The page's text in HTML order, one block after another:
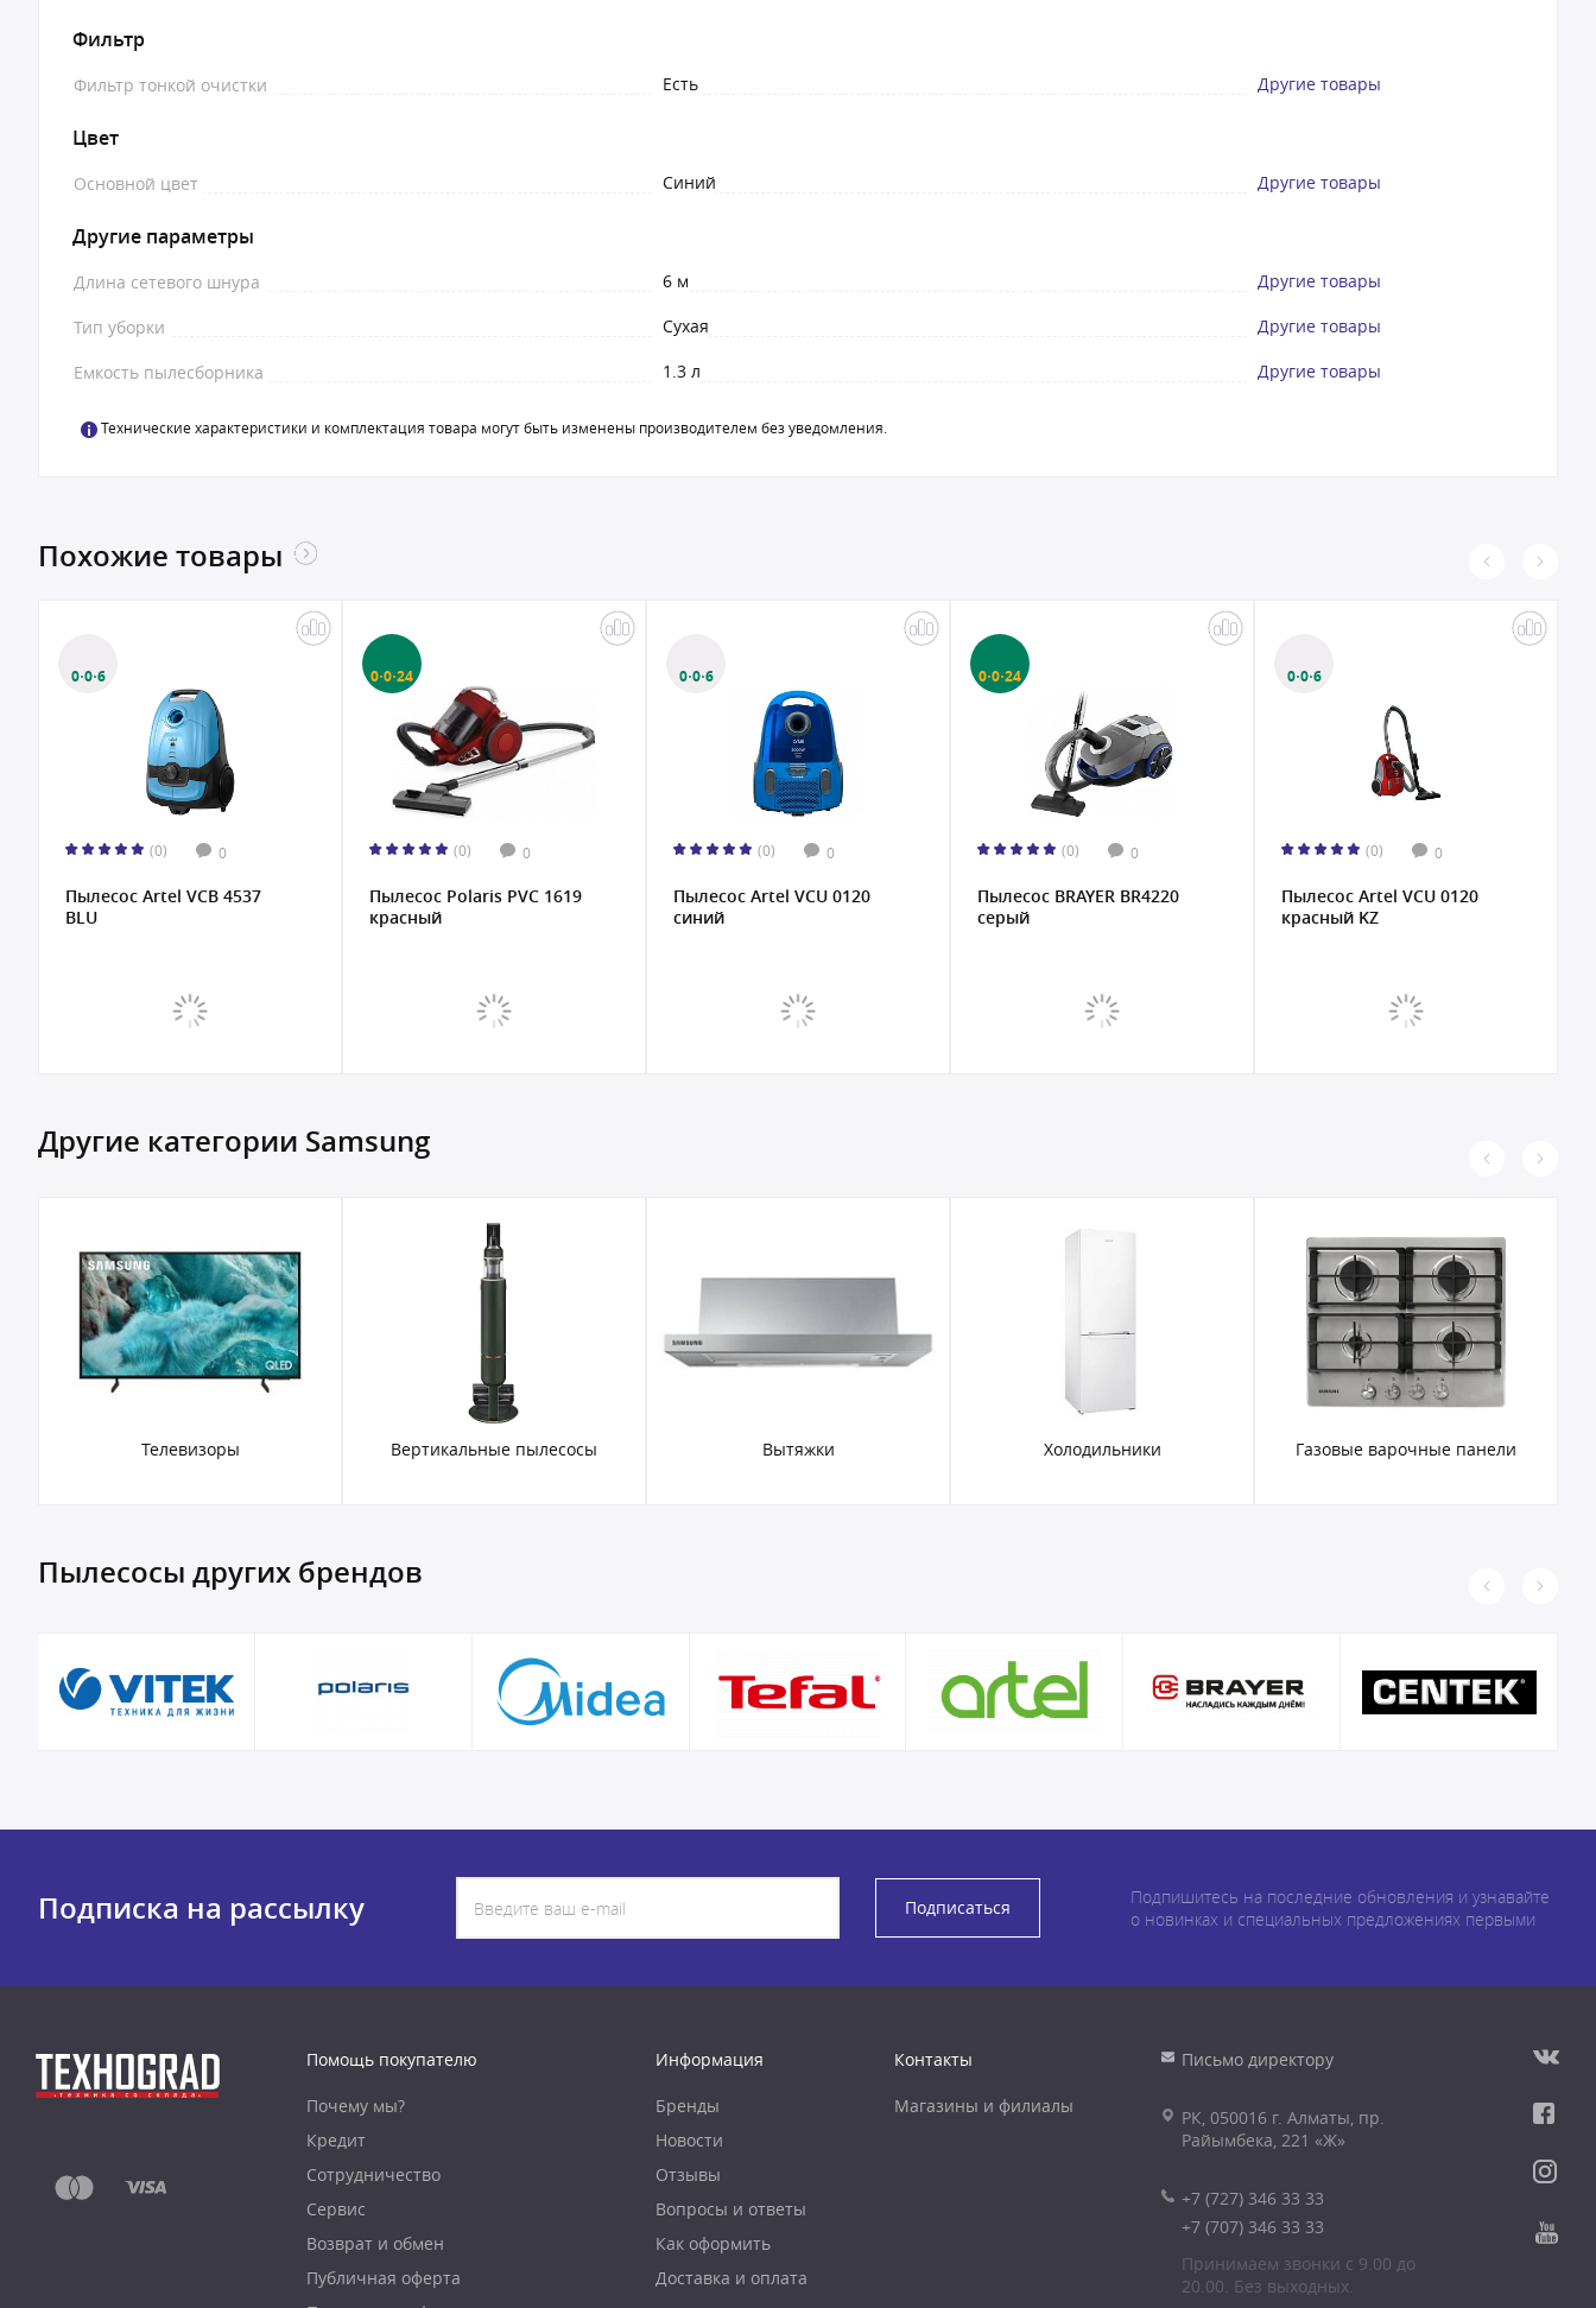
Фильтр
Фильтр тонкой очистки Есть Другие товары
Цвет
Основной цвет Синий Другие товары
Другие параметры
Длина сетевого шнура 6 м Другие товары
Тип уборки Сухая Другие товары
Емкость пылесборника 1.3 л Другие товары
Технические характеристики и комплектация товара могут быть изменены производителем без уведомления.
Похожие товары
0·0·6
(0) 0
Пылесос Artel VCB 4537
BLU
0·0·24
(0) 0
Пылесос Polaris PVC 1619
красный
0·0·6
(0) 0
Пылесос Artel VCU 0120
синий
0·0·24
(0) 0
Пылесос BRAYER BR4220
серый
0·0·6
(0) 0
Пылесос Artel VCU 0120
красный KZ
Другие категории Samsung
Телевизоры Вертикальные пылесосы Вытяжки Холодильники Газовые варочные панели
Пылесосы других брендов
Подписка на рассылку Подписаться
Подпишитесь на последние обновления и узнавайте
о новинках и специальных предложениях первыми
Помощь покупателю
Почему мы?
Кредит
Сотрудничество
Сервис
Возврат и обмен
Публичная оферта
Информация
Бренды
Новости
Отзывы
Вопросы и ответы
Как оформить
Доставка и оплата
Контакты
Магазины и филиалы
Письмо директору
РК, 050016 г. Алматы, пр.
Райымбека, 221 «Ж»
+7 (727) 346 33 33
+7 (707) 346 33 33
Принимаем звонки с 9.00 до
20.00. Без выходных.